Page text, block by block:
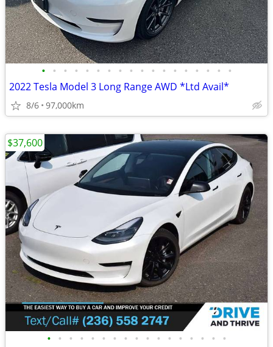
• • • • • • • • • • • • • • • • • •
2022 Tesla Model 3 Long Range AWD *Ltd Avail*
8/6 97,000km
• • • • • • • • • • • • • • • • •
$37,600